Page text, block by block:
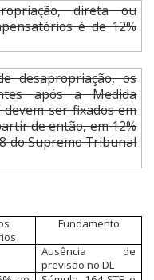
direta ou
é de 12%
desapropriação, os
após a Medida
ser fixados em
de então, em 12%
do Supremo Tribunal
Fundamento
Ausência de
previsão no DL